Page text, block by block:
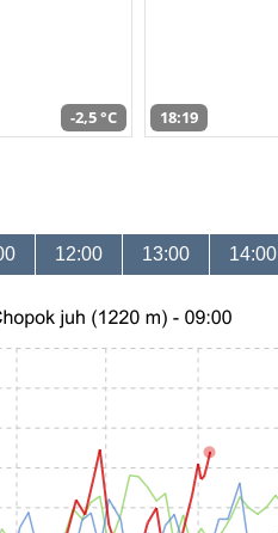
-2,5 °C 18:19
12:00 13:00 14:00